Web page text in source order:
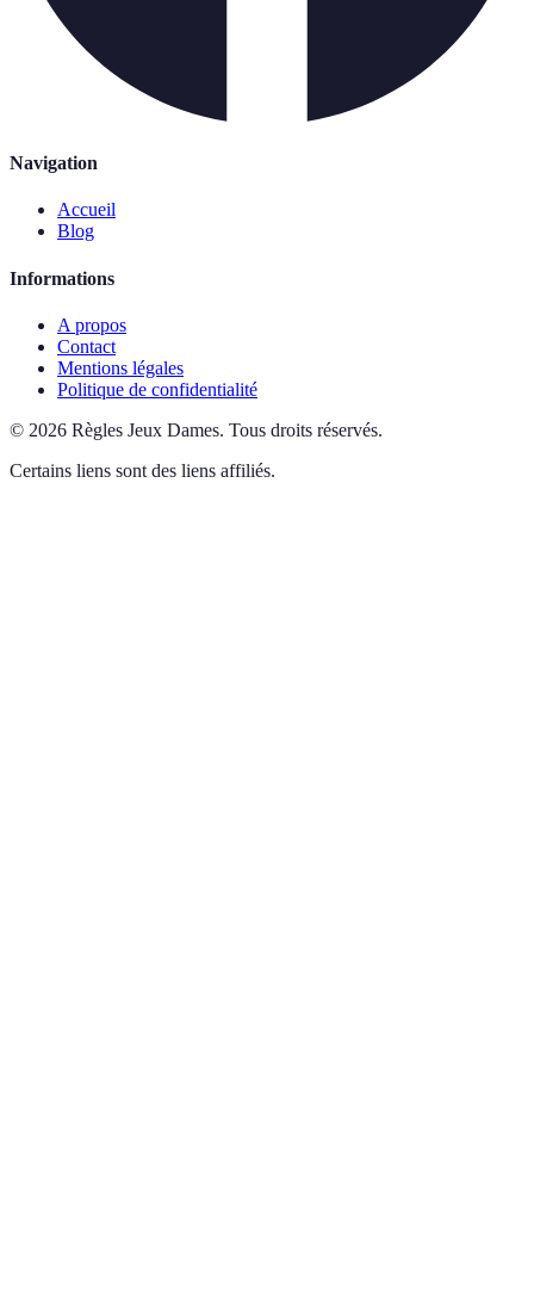
Navigation
Accueil
Blog
Informations
A propos
Contact
Mentions légales
Politique de confidentialité
© 2026 Règles Jeux Dames. Tous droits réservés.
Certains liens sont des liens affiliés.